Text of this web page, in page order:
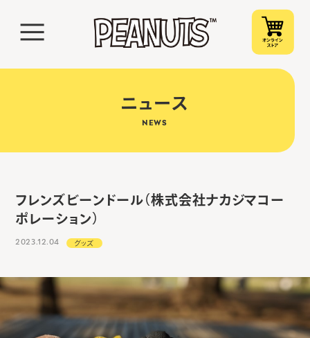
ニュース
NEWS
フレンズビーンドール（株式会社ナカジマコー
ポレーション）
2023.12.04 グッズ